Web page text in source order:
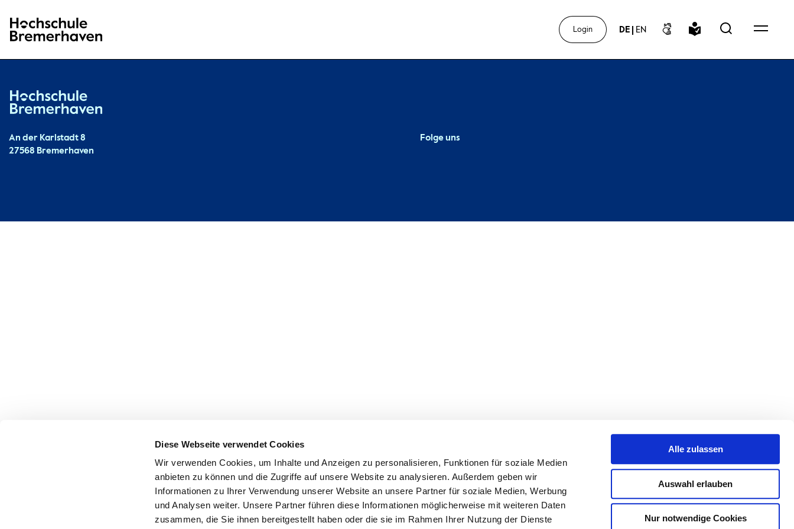
Diese Webseite verwendet Cookies
Wir verwenden Cookies, um Inhalte und Anzeigen zu personalisieren, Funktionen für soziale Medien
anbieten zu können und die Zugriffe auf unsere Website zu analysieren. Außerdem geben wir
Informationen zu Ihrer Verwendung unserer Website an unsere Partner für soziale Medien, Werbung
und Analysen weiter. Unsere Partner führen diese Informationen möglicherweise mit weiteren Daten
zusammen, die Sie ihnen bereitgestellt haben oder die sie im Rahmen Ihrer Nutzung der Dienste
Alle zulassen
Auswahl erlauben
Nur notwendige Cookies
Hochschule Bremerhaven
Login DE EN
Kontakt
An der Karlstadt 8
27568 Bremerhaven
Folge uns